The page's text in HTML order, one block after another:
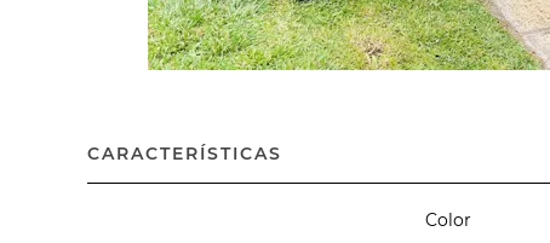
CARACTERÍSTICAS
Color